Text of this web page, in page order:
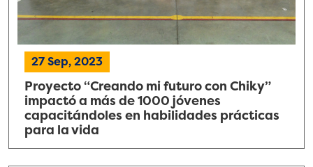
27 Sep, 2023
Proyecto “Creando mi futuro con Chiky”
impactó a más de 1000 jóvenes
capacitándoles en habilidades prácticas
para la vida